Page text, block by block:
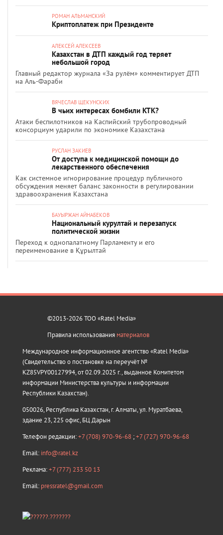
РОМАН АЛЬМАНСКИЙ
Криптоплатеж при Президенте
АЛЕКСЕЙ АЛЕКСЕЕВ
Казахстан в ДТП каждый год теряет
небольшой город
Главный редактор журнала «За рулём» комментирует ДТП
на Аль-Фараби
ВЯЧЕСЛАВ ЩЕКУНСКИХ
В чьих интересах бомбили КТК?
Атаки беспилотников на Каспийский трубопроводный
консорциум ударили по экономике Казахстана
РУСЛАН ЗАКИЕВ
От доступа к медицинской помощи до
лекарственного обеспечения
Как системное игнорирование процедур публичного
обсуждения меняет баланс законности в регулировании
здравоохранения Казахстана
БАУЫРЖАН АЙНАБЕКОВ
Национальный курултай и перезапуск
политической жизни
Переход к однопалатному Парламенту и его
переименование в Құрылтай
©2013-2026 ТОО «Ratel Media»
Правила использования материалов
Международное информационное агентство «Ratel Media»
(Свидетельство о постановке на переучёт №
KZ85VPY00127994, от 02.09.2025 г., выданное Комитетом
информации Министерства культуры и информации
Республики Казахстан).
050026, Республика Казахстан, г. Алматы, ул. Муратбаева,
здание 23, 225 офис, БЦ Дарын
Телефон редакции:+7 (708) 970-96-68 ;+7 (727) 970-96-68
Email: info@ratel.kz
Реклама:+7 (777) 233 50 13
Email: pressratel@gmail.com